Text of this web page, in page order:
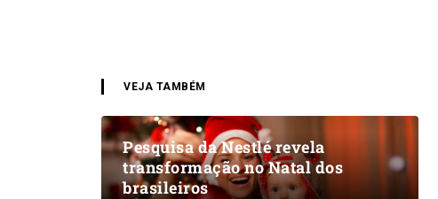
VEJA TAMBÉM
Pesquisa da Nestlé revela
transformação no Natal dos
brasileiros